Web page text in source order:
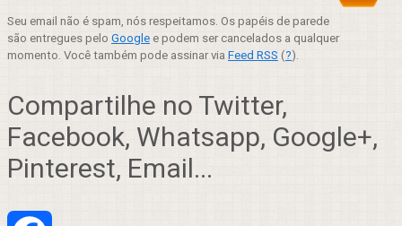
Seu email não é spam, nós respeitamos. Os papéis de parede
são entregues pelo Google e podem ser cancelados a qualquer
momento. Você também pode assinar via Feed RSS (?).
Compartilhe no Twitter,
Facebook, Whatsapp, Google+,
Pinterest, Email...